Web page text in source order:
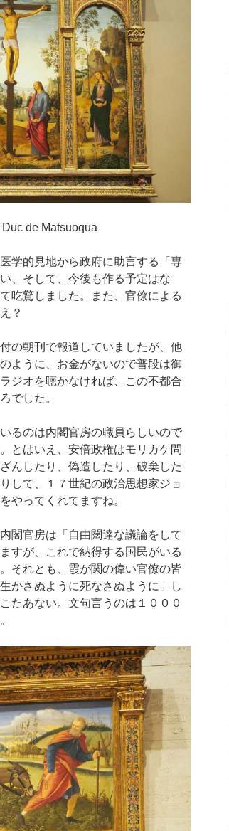
de Matsuoqua
学的見地から政府に助言する「専
、そして、今後も作る予定はな
吃驚しました。また、官僚による
？
の朝刊で報道していましたが、他
ように、お金がないので普段は御
ジオを聴かなければ、この不都合
でした。
るのは内閣官房の職員らしいので
とはいえ、安倍政権はモリカケ問
んしたり、偽造したり、破棄した
して、１７世紀の政治思想家ジョ
やってくれてますね。
閣官房は「自由闊達な議論をして
すが、これで納得する国民がいる
それとも、霞が関の偉い官僚の皆
かさぬように死なさぬように」し
たあない。文句言うのは１０００